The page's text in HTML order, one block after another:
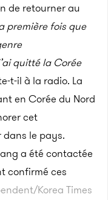
de retourner au
première fois que
quitté la Corée
t-il à la radio. La
en Corée du Nord
cet
le pays.
a été contactée
confirmé ces
Korea Times